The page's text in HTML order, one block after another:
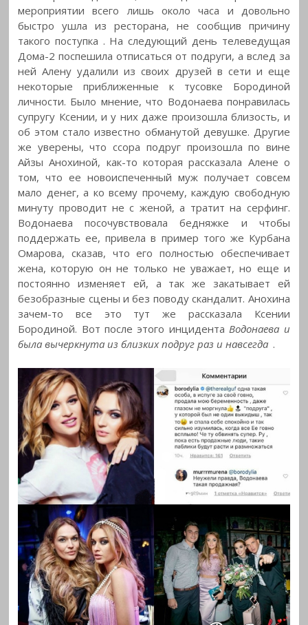
мероприятии всего лишь около часа и довольно
быстро ушла из ресторана, не сообщив причину
такого поступка . На следующий день телеведущая
Дома-2 поспешила отписаться от подруги, а вслед за
ней Алену удалили из своих друзей в сети и еще
некоторые приближенные к тусовке Бородиной
личности. Было мнение, что Водонаева понравилась
супругу Ксении, и у них даже произошла близость, и
об этом стало известно обманутой девушке. Другие
же уверены, что ссора подруг произошла по вине
Айзы Анохиной, как-то которая рассказала Алене о
том, что ее новоиспеченный муж получает совсем
мало денег, а ко всему прочему, каждую свободную
минуту проводит не с женой, а тратит на серфинг.
Водонаева посочувствовала бедняжке и чтобы
поддержать ее, привела в пример того же Курбана
Омарова, сказав, что его полностью обеспечивает
жена, которую он не только не уважает, но еще и
постоянно изменяет ей, а так же закатывает ей
безобразные сцены и без поводу скандалит. Анохина
зачем-то все это тут же рассказала Ксении
Бородиной. Вот после этого инцидента Водонаева и
была вычеркнута из близких подруг раз и навсегда .